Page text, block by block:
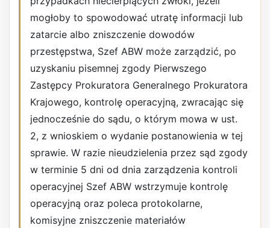
mogłoby to spowodować utratę informacji lub
zatarcie albo zniszczenie dowodów
przestępstwa, Szef ABW może zarządzić, po
uzyskaniu pisemnej zgody Pierwszego
Zastępcy Prokuratora Generalnego Prokuratora
Krajowego, kontrolę operacyjną, zwracając się
jednocześnie do sądu, o którym mowa w ust.
2, z wnioskiem o wydanie postanowienia w tej
sprawie. W razie nieudzielenia przez sąd zgody
w terminie 5 dni od dnia zarządzenia kontroli
operacyjnej Szef ABW wstrzymuje kontrolę
operacyjną oraz poleca protokolarne,
komisyjne zniszczenie materiałów